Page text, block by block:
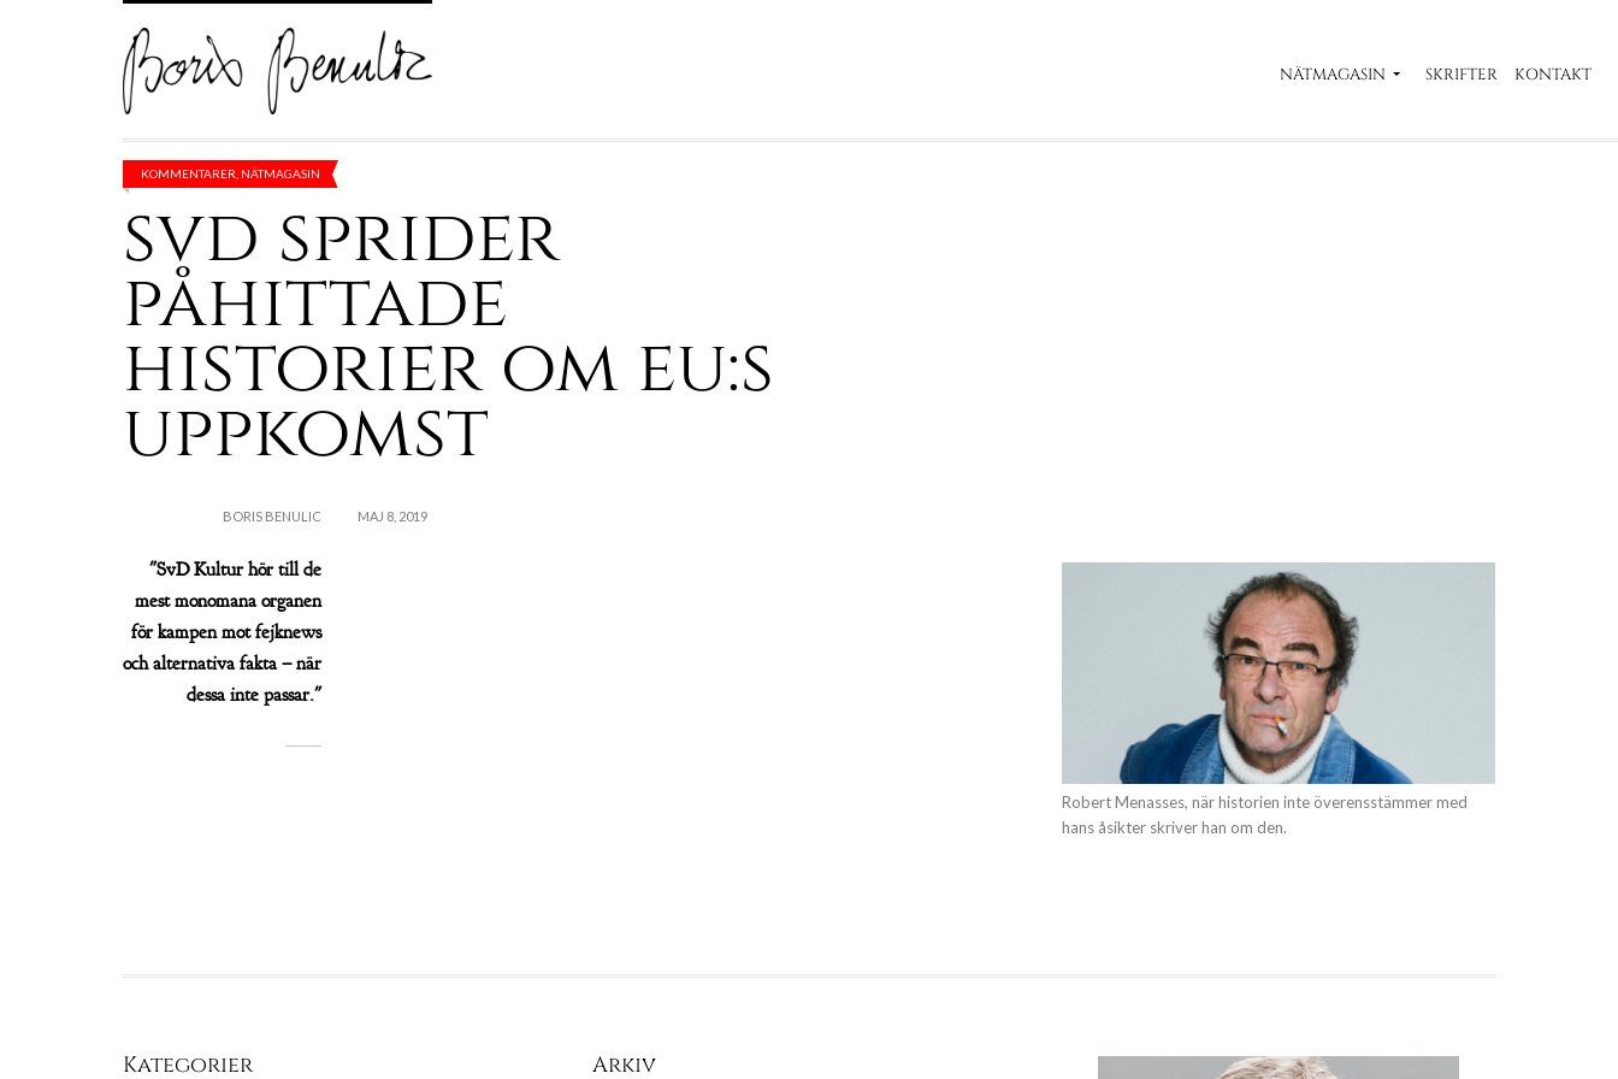
NÄTMAGASIN SKRIFTER KONTAKT
KOMMENTARER NÄTMAGASIN
svd sprider
påhittade
historier om eu:s
uppkomst
BORIS BENULIC
"SvD Kultur hör till de
mest monomana organen
för kampen mot fejknews
och alternativa fakta – när
dessa inte passar."
MAJ 8, 2019
Robert Menasses, när historien inte överensstämmer med
hans åsikter skriver han om den.
Kategorier Arkiv